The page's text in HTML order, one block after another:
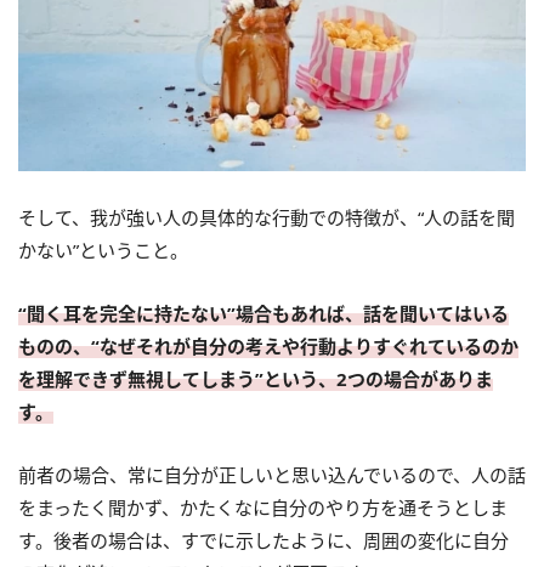
そして、我が強い人の具体的な行動での特徴が、“人の話を聞
かない”ということ。
“聞く耳を完全に持たない”場合もあれば、話を聞いてはいる
ものの、“なぜそれが自分の考えや行動よりすぐれているのか
を理解できず無視してしまう”という、2つの場合がありま
す。
前者の場合、常に自分が正しいと思い込んでいるので、人の話
をまったく聞かず、かたくなに自分のやり方を通そうとしま
す。後者の場合は、すでに示したように、周囲の変化に自分